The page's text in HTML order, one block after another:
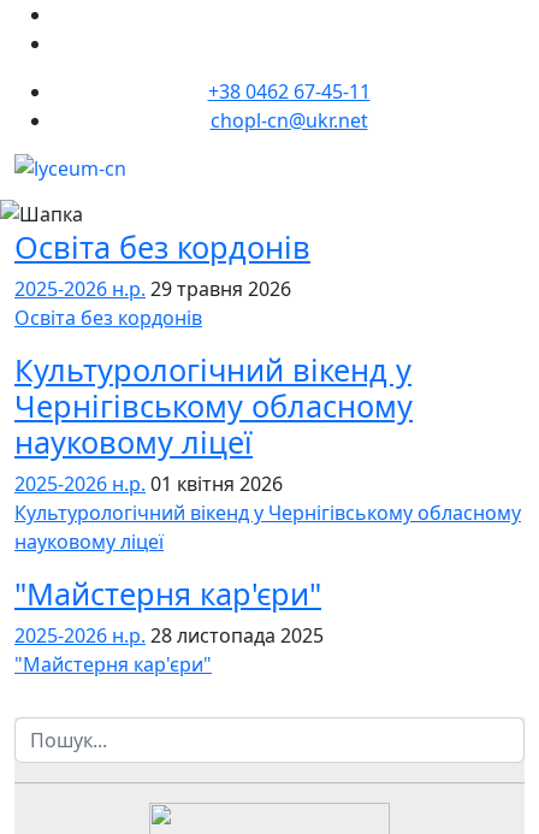
+38 0462 67-45-11
chopl-cn@ukr.net
Освіта без кордонів
2025-2026 н.р. 29 травня 2026
Освіта без кордонів
Культурологічний вікенд у
Чернігівському обласному
науковому ліцеї
2025-2026 н.р. 01 квітня 2026
Культурологічний вікенд у Чернігівському обласному
науковому ліцеї
"Майстерня кар'єри"
2025-2026 н.р. 28 листопада 2025
"Майстерня кар'єри"
Пошук